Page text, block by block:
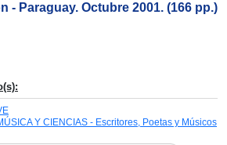
- Paraguay. Octubre 2001. (166 pp.)
Y CIENCIAS - Escritores, Poetas y Músicos